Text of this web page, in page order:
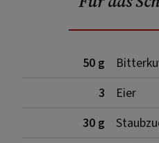
50 g
3
Eier
30 g